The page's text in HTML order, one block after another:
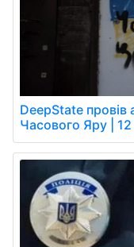
DeepState провів
Часового Яру |